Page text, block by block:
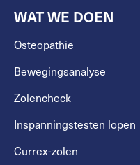
WAT WE DOEN
Osteopathie
Bewegingsanalyse
Zolencheck
Inspanningstesten lopen
Currex-zolen